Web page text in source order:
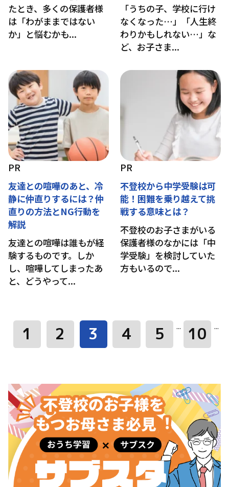
たとき、多くの保護者様
は「わがままではない
か」と悩むかも...
「うちの子、学校に行け
なくなった…」「人生終
わりかもしれない…」な
ど、お子さま...
PR
友達との喧嘩のあと、冷
静に仲直りするには？仲
直りの方法とNG行動を
解説
友達との喧嘩は誰もが経
験するものです。しか
し、喧嘩してしまったあ
と、どうやって...
PR
不登校から中学受験は可
能！困難を乗り越えて挑
戦する意味とは？
不登校のお子さまがいる
保護者様のなかには「中
学受験」を検討していた
方もいるので...
1 2 3 4 5 ... 10 ...